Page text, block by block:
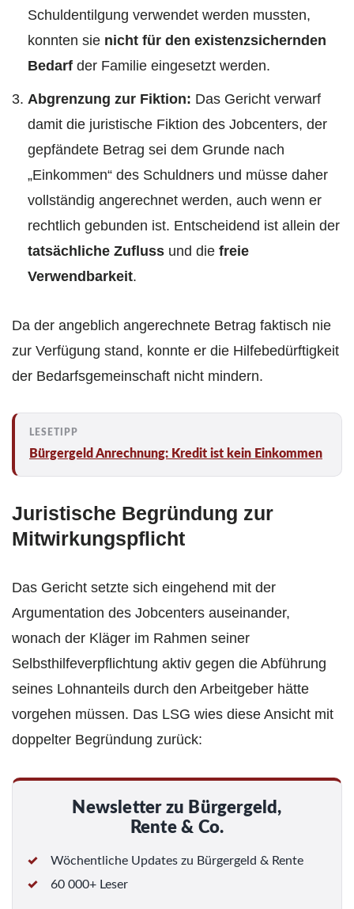
Schuldentilgung verwendet werden mussten,
konnten sie nicht für den existenzsichernden
Bedarf der Familie eingesetzt werden.
Abgrenzung zur Fiktion: Das Gericht verwarf
damit die juristische Fiktion des Jobcenters, der
gepfändete Betrag sei dem Grunde nach
„Einkommen“ des Schuldners und müsse daher
vollständig angerechnet werden, auch wenn er
rechtlich gebunden ist. Entscheidend ist allein der
tatsächliche Zufluss und die freie
Verwendbarkeit.
Da der angeblich angerechnete Betrag faktisch nie
zur Verfügung stand, konnte er die Hilfebedürftigkeit
der Bedarfsgemeinschaft nicht mindern.
Bürgergeld Anrechnung: Kredit ist kein Einkommen
Juristische Begründung zur
Mitwirkungspflicht
Das Gericht setzte sich eingehend mit der
Argumentation des Jobcenters auseinander,
wonach der Kläger im Rahmen seiner
Selbsthilfeverpflichtung aktiv gegen die Abführung
seines Lohnanteils durch den Arbeitgeber hätte
vorgehen müssen. Das LSG wies diese Ansicht mit
doppelter Begründung zurück:
Newsletter zu Bürgergeld,
Rente & Co.
Wöchentliche Updates zu Bürgergeld & Rente
60 000+ Leser